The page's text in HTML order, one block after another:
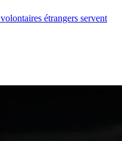
étrangers servent